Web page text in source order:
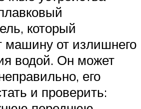
который
от излишнего
водой. Он может
его
и проверить: